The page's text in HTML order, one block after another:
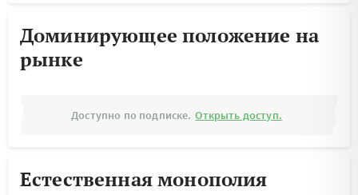
Доминирующее положение на
рынке
Доступно по подписке. Открыть доступ.
Естественная монополия